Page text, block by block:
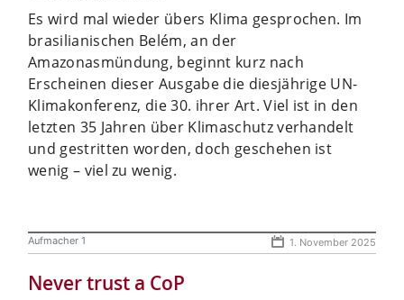
Es wird mal wieder übers Klima ­gesprochen. Im
brasilianischen ­Belém, an der
Amazonasmündung, beginnt kurz nach
Erscheinen dieser Ausgabe die diesjährige UN-
Klimakonferenz, die 30. ihrer Art. Viel ist in den
letzten 35 Jahren über Klimaschutz verhandelt
und gestritten worden, doch geschehen ist
wenig – viel zu wenig.
Aufmacher 1 1. November 2025
Never trust a CoP